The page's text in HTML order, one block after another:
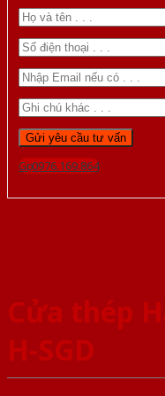
Gọi 0976.169.864
Cửa thép
H-SGD